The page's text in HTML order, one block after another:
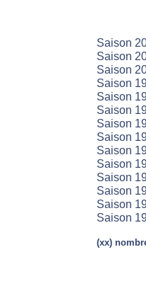
Saison
Saison
Saison
Saison
Saison
Saison
Saison
Saison
Saison
Saison
Saison
Saison
Saison
Saison
(xx)